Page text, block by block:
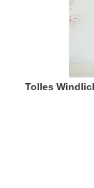
Tolles